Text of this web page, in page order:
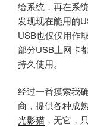
给系统，再在系
发现现在能用的
USB也仅仅用作
部分USB上网卡
持久使用。
经过一番摸索我
商，提供各种成
光影猫 ，无它，